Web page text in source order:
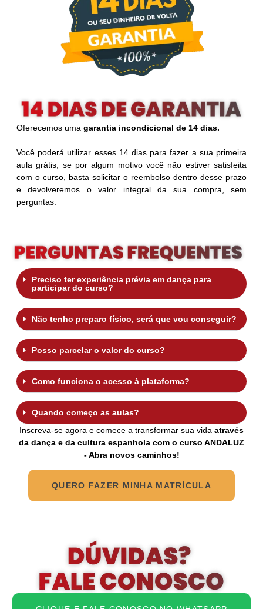
Oferecemos uma garantia incondicional de 14 dias.
Você poderá utilizar esses 14 dias para fazer a sua primeira
aula grátis, se por algum motivo você não estiver satisfeita
com o curso, basta solicitar o reembolso dentro desse prazo
e devolveremos o valor integral da sua compra, sem
perguntas.
Preciso ter experiência prévia em dança para
participar do curso?
Não tenho preparo físico, será que vou conseguir?
Posso parcelar o valor do curso?
Como funciona o acesso à plataforma?
Quando começo as aulas?
Inscreva-se agora e comece a transformar sua vida através
da dança e da cultura espanhola com o curso ANDALUZ
- Abra novos caminhos!
QUERO FAZER MINHA MATRÍCULA